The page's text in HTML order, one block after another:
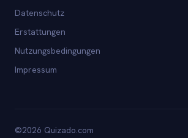
Datenschutz
Erstattungen
Nutzungsbedingungen
Impressum
©2026 Quizado.com